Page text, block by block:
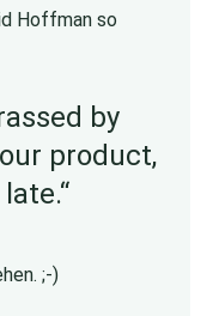
Hoffman so
by
product,
;-)